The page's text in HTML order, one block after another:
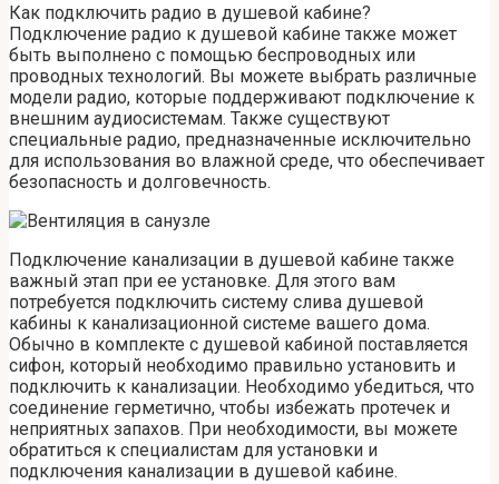
Как подключить радио в душевой кабине?
Подключение радио к душевой кабине также может
быть выполнено с помощью беспроводных или
проводных технологий. Вы можете выбрать различные
модели радио, которые поддерживают подключение к
внешним аудиосистемам. Также существуют
специальные радио, предназначенные исключительно
для использования во влажной среде, что обеспечивает
безопасность и долговечность.
Подключение канализации в душевой кабине также
важный этап при ее установке. Для этого вам
потребуется подключить систему слива душевой
кабины к канализационной системе вашего дома.
Обычно в комплекте с душевой кабиной поставляется
сифон, который необходимо правильно установить и
подключить к канализации. Необходимо убедиться, что
соединение герметично, чтобы избежать протечек и
неприятных запахов. При необходимости, вы можете
обратиться к специалистам для установки и
подключения канализации в душевой кабине.